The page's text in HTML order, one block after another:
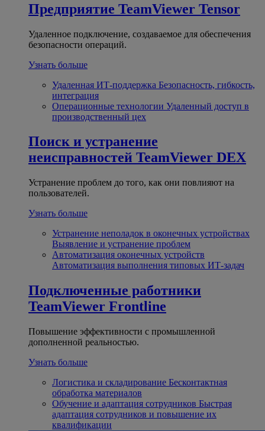
Предприятие TeamViewer Tensor
Удаленное подключение, создаваемое для обеспечения
безопасности операций.
Узнать больше
Удаленная ИТ-поддержка Безопасность, гибкость,
интеграция
Операционные технологии Удаленный доступ в
производственный цех
Поиск и устранение
неисправностей TeamViewer DEX
Устранение проблем до того, как они повлияют на
пользователей.
Узнать больше
Устранение неполадок в оконечных устройствах
Выявление и устранение проблем
Автоматизация оконечных устройств
Автоматизация выполнения типовых ИТ-задач
Подключенные работники
TeamViewer Frontline
Повышение эффективности с промышленной
дополненной реальностью.
Узнать больше
Логистика и складирование Бесконтактная
обработка материалов
Обучение и адаптация сотрудников Быстрая
адаптация сотрудников и повышение их
квалификации